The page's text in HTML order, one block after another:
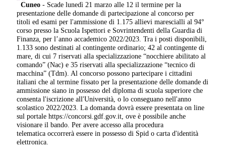
Cuneo - Scade lunedì 21 marzo alle 12 il termine per la
presentazione delle domande di partecipazione al concorso per
titoli ed esami per l'ammissione di 1.175 allievi marescialli al 94°
corso presso la Scuola Ispettori e Sovrintendenti della Guardia di
Finanza, per l’anno accademico 2022/2023. Tra i posti disponibili,
1.133 sono destinati al contingente ordinario; 42 al contingente di
mare, di cui 7 riservati alla specializzazione “nocchiere abilitato al
comando” (Nac) e 35 riservati alla specializzazione “tecnico di
macchina” (Tdm). Al concorso possono partecipare i cittadini
italiani che al termine fissato per la presentazione delle domande di
ammissione siano in possesso del diploma di scuola superiore che
consenta l'iscrizione all'Università, o lo conseguano nell'anno
scolastico 2022/2023. La domanda dovrà essere presentata on line
sul portale https://concorsi.gdf.gov.it, ove è possibile anche
visionare il bando. Per avere accesso alla procedura
telematica occorrerà essere in possesso di Spid o carta d'identità
elettronica.